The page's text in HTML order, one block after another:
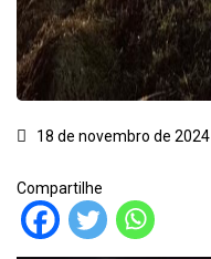
18 de novembro de 2024
Compartilhe